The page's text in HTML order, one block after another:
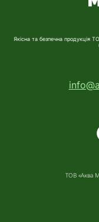
ТОВ «Аква
Якісна та безпечна продукція